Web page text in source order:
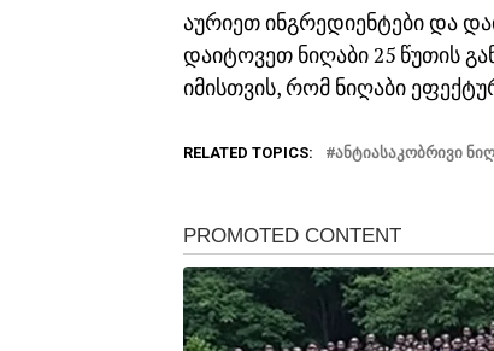
აურიეთ ინგრედიენტები და
დაიტოვეთ ნიღაბი 25 წუთის
იმისთვის, რომ ნიღაბი
RELATED TOPICS: ᲐᲜᲢᲘᲐᲡᲐᲙᲝᲑᲠᲘᲕᲘ